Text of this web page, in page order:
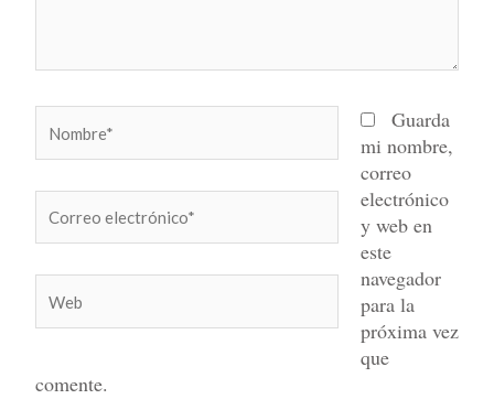
electrónico*
Guarda
mi nombre,
correo
electrónico
y web en
este
navegador
para la
próxima vez
que
comente.